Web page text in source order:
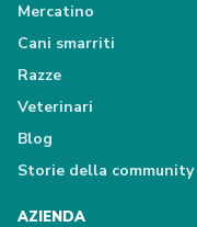
Mercatino
Cani smarriti
Razze
Veterinari
Blog
Storie della community
AZIENDA